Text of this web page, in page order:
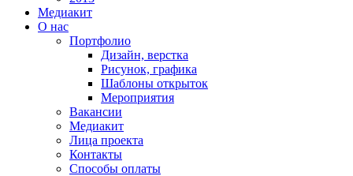
Медиакит
О нас
Портфолио
Дизайн, верстка
Рисунок, графика
Шаблоны открыток
Мероприятия
Вакансии
Медиакит
Лица проекта
Контакты
Способы оплаты